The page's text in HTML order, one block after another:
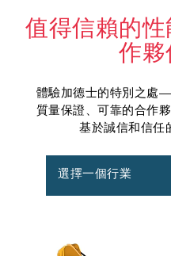
值得信賴的
作夥
體驗加德士的特別之處
質量保證、可靠的合作
基於誠信和信任
選擇一個行業